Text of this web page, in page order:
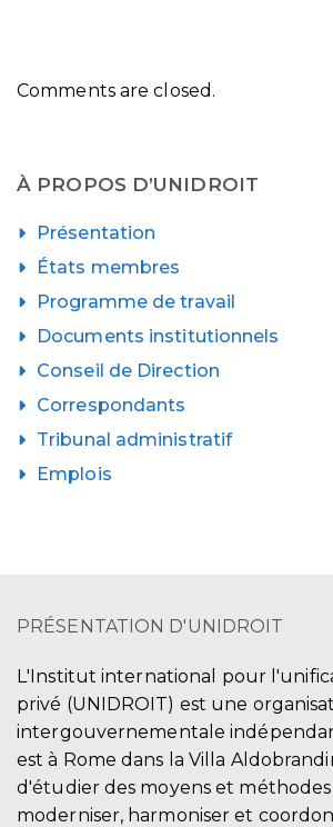
Comments are closed.
À PROPOS D’UNIDROIT
Présentation
États membres
Programme de travail
Documents institutionnels
Conseil de Direction
Correspondants
Tribunal administratif
Emplois
PRÉSENTATION D'UNIDROIT
L'Institut international pour
privé (UNIDROIT) est une
intergouvernementale
est à Rome dans la Villa
d'étudier des moyens et
moderniser, harmoniser et